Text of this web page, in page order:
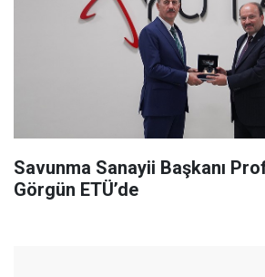
Savunma Sanayii Başkanı
Görgün ETÜ’de